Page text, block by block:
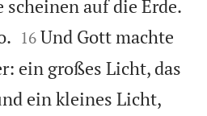
scheinen auf die Erde.


16 Und Gott machte
ein großes Licht, das
ein kleines Licht,